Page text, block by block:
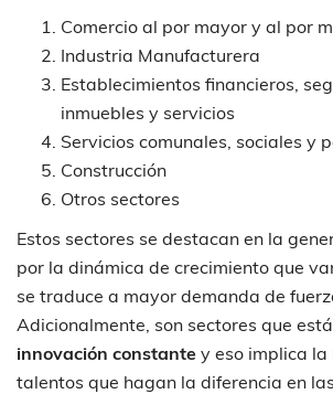
Comercio al por mayor y al por
Industria Manufacturera
Establecimientos financieros,
inmuebles y servicios
Servicios comunales, sociales y
Construcción
Otros sectores
Estos sectores se destacan en la
por la dinámica de crecimiento que
se traduce a mayor demanda de
Adicionalmente, son sectores que
innovación constante y eso implica
talentos que hagan la diferencia en